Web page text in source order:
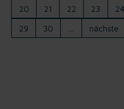
20
21 22 23 24
29
30 nächste